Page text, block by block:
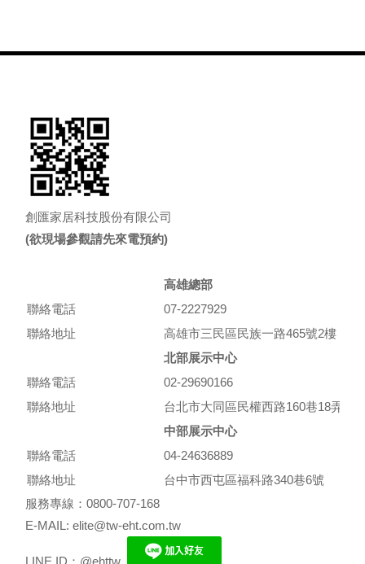
創匯家居科技股份有限公司
(欲現場參觀請先來電預約)
高雄總部
聯絡電話
07-2227929
聯絡地址
高雄市三民區民族一路465號2樓
北部展示中心
聯絡電話
02-29690166
聯絡地址
台北市大同區民權西路160巷18弄10
中部展示中心
聯絡電話
04-24636889
聯絡地址
台中市西屯區福科路340巷6號
服務專線：0800-707-168
E-MAIL: elite@tw-eht.com.tw
LINE ID：@ehttw